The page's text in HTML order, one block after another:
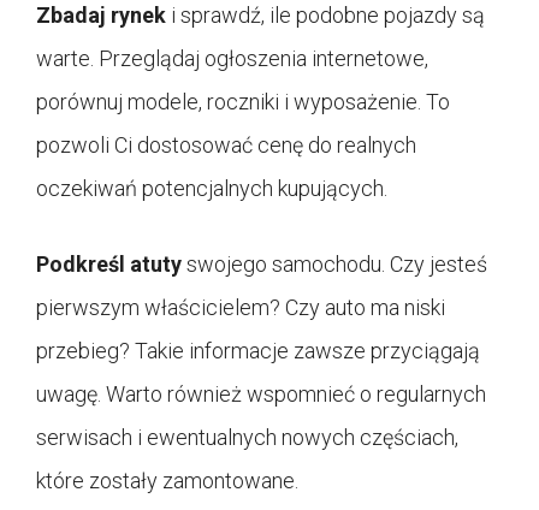
Zbadaj rynek i sprawdź, ile podobne pojazdy są
warte. Przeglądaj ogłoszenia internetowe,
porównuj modele, roczniki i wyposażenie. To
pozwoli Ci dostosować cenę do realnych
oczekiwań potencjalnych kupujących.
Podkreśl atutyswojego samochodu. Czy jesteś
pierwszym właścicielem? Czy auto ma niski
przebieg? Takie informacje zawsze przyciągają
uwagę. Warto również wspomnieć o regularnych
serwisach i ewentualnych nowych częściach,
które zostały zamontowane.